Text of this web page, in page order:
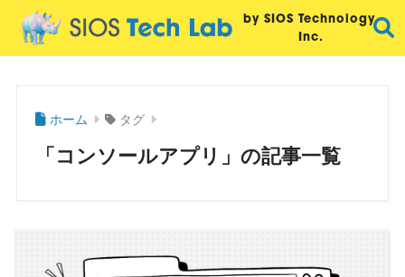
by SIOS Technology,
Inc.
ホーム タグ
「コンソールアプリ」の記事一覧